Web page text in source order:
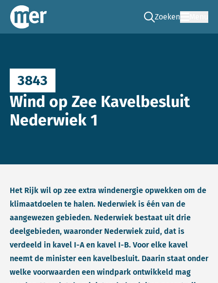
Commissie mer
Zoeken
Ga naar de zoek
3843
Wind op Zee Kavelbesluit
Nederwiek 1
Het Rijk wil op zee extra windenergie opwekken om de
klimaatdoelen te halen. Nederwiek is één van de
aangewezen gebieden. Nederwiek bestaat uit drie
deelgebieden, waaronder Nederwiek zuid, dat is
verdeeld in kavel I-A en kavel I-B. Voor elke kavel
neemt de minister een kavelbesluit. Daarin staat onder
welke voorwaarden een windpark ontwikkeld mag